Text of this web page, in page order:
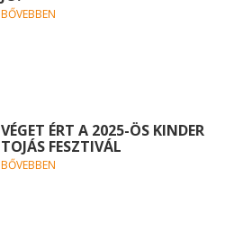
BŐVEBBEN
VÉGET ÉRT A 2025-ÖS KINDER
TOJÁS FESZTIVÁL
BŐVEBBEN